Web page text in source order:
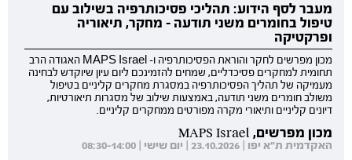
מעבר לסף הידוע: תהליכי פסיכותרפיה בשילוב עם
טיפול בחומרים משני תודעה - מחקר, תיאוריה
ופרקטיקה
מכון מפרשים לחקר והוראת הפסיכותרפיה ו- MAPS Israel האגודה הרב
תחומית למחקרים פסיכדליים, שמחים להזמינכם ליום עיון שיוקדש לבחינה
מעמיקה של תהליך הפסיכותרפיה במסגרת מחקרים קליניים בטיפול
משולב חומרים משני תודעה, באמצעות שילוב של מסגרות תיאורטיות,
דיונים קליניים ותיאורי מקרה מפורטים ממחקרים קליניים.
מכון מפרשים, MAPS Israel
האקדמית ת"א יפו | 23.10.2026 | יום שישי | 08:30-14:00